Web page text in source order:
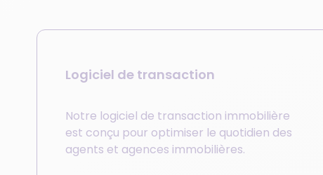
Logiciel de transaction
Notre logiciel de transaction immobilière
est conçu pour optimiser le quotidien des
agents et agences immobilières.